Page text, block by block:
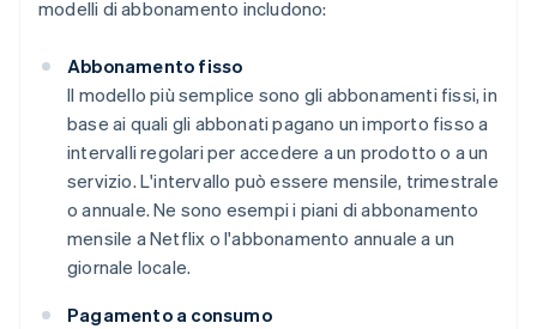
modelli di abbonamento includono:
Abbonamento fisso
Il modello più semplice sono gli abbonamenti fissi, in
base ai quali gli abbonati pagano un importo fisso a
intervalli regolari per accedere a un prodotto o a un
servizio. L'intervallo può essere mensile, trimestrale
o annuale. Ne sono esempi i piani di abbonamento
mensile a Netflix o l'abbonamento annuale a un
giornale locale.
Pagamento a consumo